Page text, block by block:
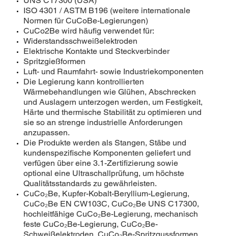
ISO 4301 / ASTM B196 (weitere internationale
Normen für CuCoBe-Legierungen)
CuCo2Be wird häufig verwendet für:
Widerstandsschweißelektroden
Elektrische Kontakte und Steckverbinder
Spritzgießformen
Luft- und Raumfahrt- sowie Industriekomponenten
Die Legierung kann kontrollierten
Wärmebehandlungen wie Glühen, Abschrecken
und Auslagern unterzogen werden, um Festigkeit,
Härte und thermische Stabilität zu optimieren und
sie so an strenge industrielle Anforderungen
anzupassen.
Die Produkte werden als Stangen, Stäbe und
kundenspezifische Komponenten geliefert und
verfügen über eine 3.1-Zertifizierung sowie
optional eine Ultraschallprüfung, um höchste
Qualitätsstandards zu gewährleisten.
CuCo₂Be, Kupfer-Kobalt-Beryllium-Legierung,
CuCo₂Be EN CW103C, CuCo₂Be UNS C17300,
hochleitfähige CuCo₂Be-Legierung, mechanisch
feste CuCo₂Be-Legierung, CuCo₂Be-